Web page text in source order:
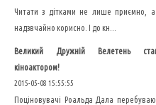
Читати з дітками не лише приємно,
надзвчайно корисно. І до кн...
Великий Дружній Велетень
кіноактором!
2015-05-08 15:55:55
Поціновувачі Роальда Дала